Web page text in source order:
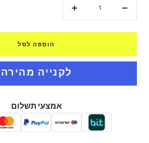
הגדל
הוספה לסל
אמצעי תשלום